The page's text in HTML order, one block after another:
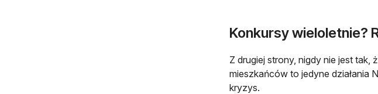
Konkursy wieloletnie?
Z drugiej strony, nigdy nie jest tak,
mieszkańców to jedyne działania
kryzys.